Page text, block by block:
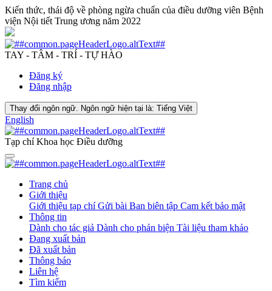
Kiến thức, thái độ về phòng ngừa chuẩn của điều dưỡng viên Bệnh
viện Nội tiết Trung ương năm 2022
TAY - TÂM - TRÍ - TỰ HÀO
Đăng ký
Đăng nhập
Thay đổi ngôn ngữ. Ngôn ngữ hiện tại là: Tiếng Việt
English
Tạp chí Khoa học Điều dưỡng
Trang chủ
Giới thiệu
Giới thiệu tạp chíGửi bài Ban biên tập Cam kết bảo mật
Thông tin
Dành cho tác giả Dành cho phản biện Tài liệu tham khảo
Đang xuất bản
Đã xuất bản
Thông báo
Liên hệ
Tìm kiếm